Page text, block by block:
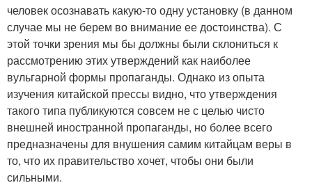
человек осознавать какую-то одну установку (в данном
случае мы не берем во внимание ее достоинства). С
этой точки зрения мы бы должны были склониться к
рассмотрению этих утверждений как наиболее
вульгарной формы пропаганды. Однако из опыта
изучения китайской прессы видно, что утверждения
такого типа публикуются совсем не с целью чисто
внешней иностранной пропаганды, но более всего
предназначены для внушения самим китайцам веры в
то, что их правительство хочет, чтобы они были
сильными.